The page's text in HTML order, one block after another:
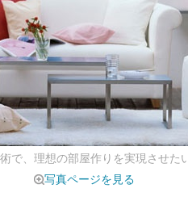
で、理想の部屋作りを実現させた
写真ページを見る